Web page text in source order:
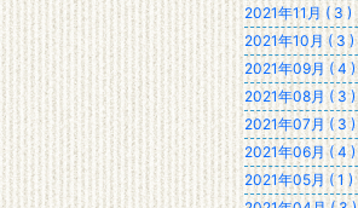
2021年11月 ( 3 )
2021年10月 ( 3 )
2021年09月 ( 4 )
2021年08月 ( 3 )
2021年07月 ( 3 )
2021年06月 ( 4 )
2021年05月 ( 1 )